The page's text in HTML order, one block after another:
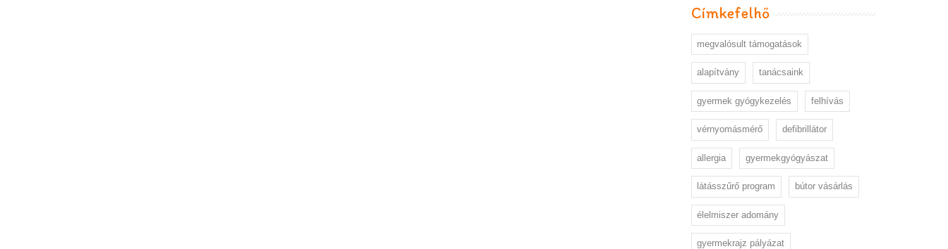
Címkefelhő
megvalósult támogatások
alapítvány tanácsaink
gyermek gyógykezelés felhívás
vérnyomásmérő defibrillátor
allergia gyermekgyógyászat
látásszűrő program bútor vásárlás
élelmiszer adomány
gyermekrajz pályázat